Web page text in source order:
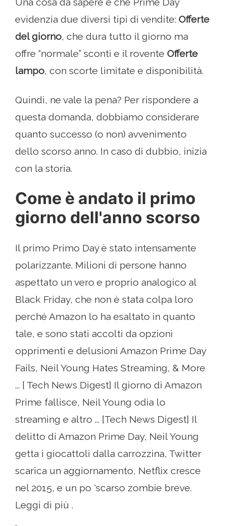
evidenzia due diversi tipi di vendite: Offerte
del giorno, che dura tutto il giorno ma
offre “normale” sconti e il rovente Offerte
lampo, con scorte limitate e disponibilità.
Quindi, ne vale la pena? Per rispondere a
questa domanda, dobbiamo considerare
quanto successo (o non) avvenimento
dello scorso anno. In caso di dubbio, inizia
con la storia.
Come è andato il primo
giorno dell'anno scorso
Il primo Primo Day è stato intensamente
polarizzante. Milioni di persone hanno
aspettato un vero e proprio analogico al
Black Friday, che non è stata colpa loro
perché Amazon lo ha esaltato in quanto
tale, e sono stati accolti da opzioni
opprimenti e delusioni Amazon Prime Day
Fails, Neil Young Hates Streaming, & More
... [ Tech News Digest] Il giorno di Amazon
Prime fallisce, Neil Young odia lo
streaming e altro ... [Tech News Digest] Il
delitto di Amazon Prime Day, Neil Young
getta i giocattoli dalla carrozzina, Twitter
scarica un aggiornamento, Netflix cresce
nel 2015, e un po 'scarso zombie breve.
Leggi di più .